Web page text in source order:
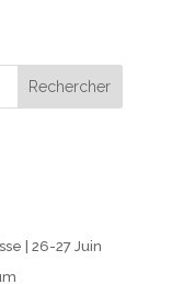
| 26-27 Juin